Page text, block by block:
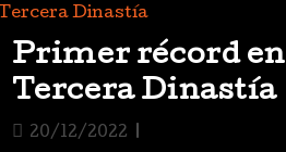
Primer récord en
Tercera Dinastía
20/12/2022